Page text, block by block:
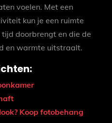
voelen. Met een
kun je een ruimte
doorbrengt en die de
en warmte uitstraalt.
Koop fotobehang